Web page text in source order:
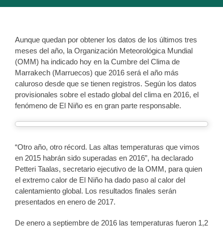
Aunque quedan por obtener los datos de los últimos tres
meses del año, la Organización Meteorológica Mundial
(OMM) ha indicado hoy en la Cumbre del Clima de
Marrakech (Marruecos) que 2016 será el año más
caluroso desde que se tienen registros. Según los datos
provisionales sobre el estado global del clima en 2016, el
fenómeno de El Niño es en gran parte responsable.
“Otro año, otro récord. Las altas temperaturas que vimos
en 2015 habrán sido superadas en 2016”, ha declarado
Petteri Taalas, secretario ejecutivo de la OMM, para quien
el extremo calor de El Niño ha dado paso al calor del
calentamiento global. Los resultados finales serán
presentados en enero de 2017.
De enero a septiembre de 2016 las temperaturas fueron 1,2